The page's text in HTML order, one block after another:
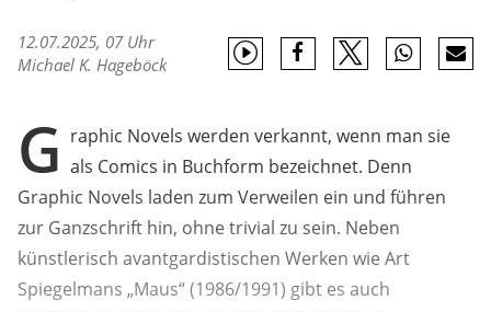
12.07.2025, 07 Uhr
Michael K. Hageböck
G raphic Novels werden verkannt, wenn man sie
als Comics in Buchform bezeichnet. Denn
Graphic Novels laden zum Verweilen ein und führen
zur Ganzschrift hin, ohne trivial zu sein. Neben
künstlerisch avantgardistischen Werken wie Art
Spiegelmans „Maus“ (1986/1991) gibt es auch